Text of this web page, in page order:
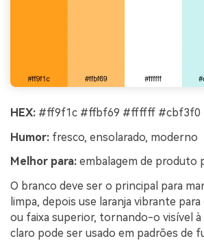
HEX: #ff9f1c #ffbf69 #ffffff #cbf3f0
Humor: fresco, ensolarado, moderno
Melhor para: embalagem de produto
O branco deve ser o principal para
limpa, depois use laranja vibrante
ou faixa superior, tornando-o visível à
claro pode ser usado em padrões de